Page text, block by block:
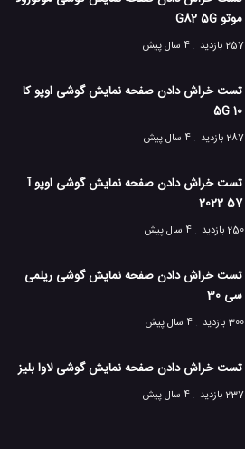
موتو G82 5G
257 بازدید
4 سال پیش
تست خراش دادن صفحه نمایش گوشی اوپو کا
10 5G
287 بازدید
4 سال پیش
تست خراش دادن صفحه نمایش گوشی اوپو آ
57 2022
250 بازدید
4 سال پیش
تست خراش دادن صفحه نمایش گوشی ریلمی
سی 30
300 بازدید
4 سال پیش
تست خراش دادن صفحه نمایش گوشی لاوا بلیز
237 بازدید 4 سال پیش